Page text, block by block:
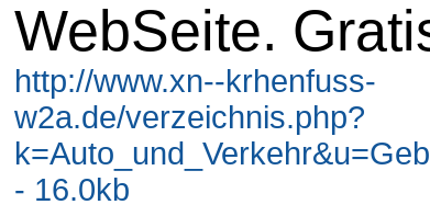
WebSeite.
http://www.xn--krhenfuss-
w2a.de/verzeichnis.php?
- 16.0kb